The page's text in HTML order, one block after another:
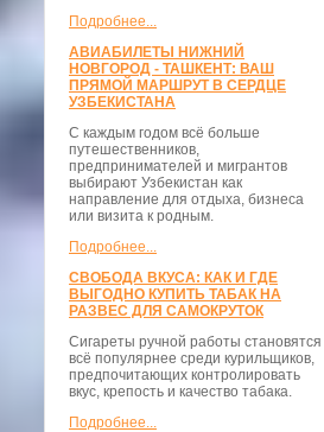
Подробнее...
АВИАБИЛЕТЫ НИЖНИЙ
НОВГОРОД - ТАШКЕНТ: ВАШ
ПРЯМОЙ МАРШРУТ В СЕРДЦЕ
УЗБЕКИСТАНА
С каждым годом всё больше
путешественников,
предпринимателей и мигрантов
выбирают Узбекистан как
направление для отдыха, бизнеса
или визита к родным.
Подробнее...
СВОБОДА ВКУСА: КАК И ГДЕ
ВЫГОДНО КУПИТЬ ТАБАК НА
РАЗВЕС ДЛЯ САМОКРУТОК
Сигареты ручной работы становятся
всё популярнее среди курильщиков,
предпочитающих контролировать
вкус, крепость и качество табака.
Подробнее...